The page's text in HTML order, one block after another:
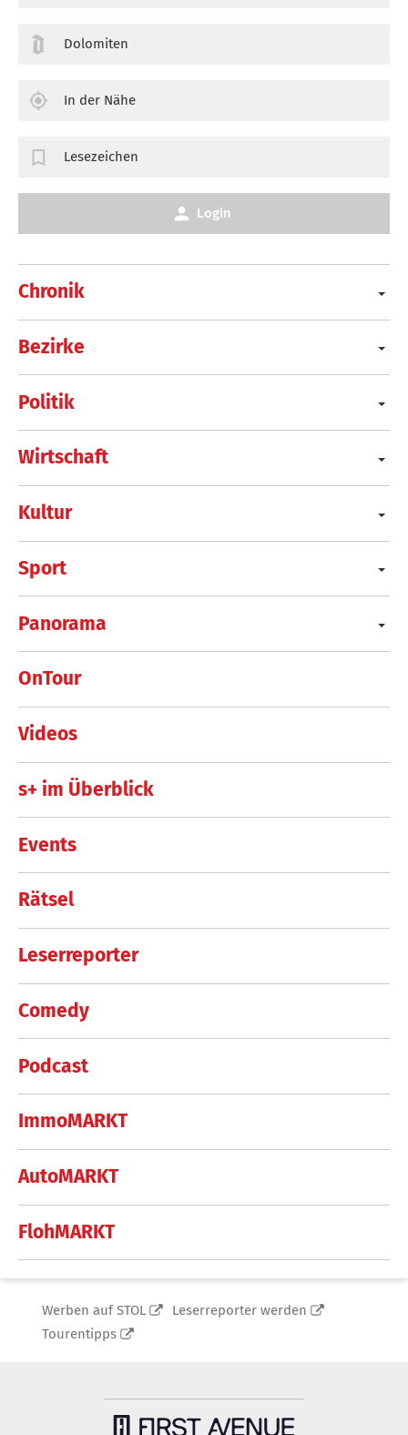
Chronik
Bezirke
Politik
Wirtschaft
Kultur
Sport
Panorama
OnTour
Videos
s+ im Überblick
Events
Rätsel
Leserreporter
Comedy
Podcast
ImmoMARKT
AutoMARKT
FlohMARKT
Dolomiten
In der Nähe
Lesezeichen
Login
Werben auf STOL
Leserreporter werden
Tourentipps